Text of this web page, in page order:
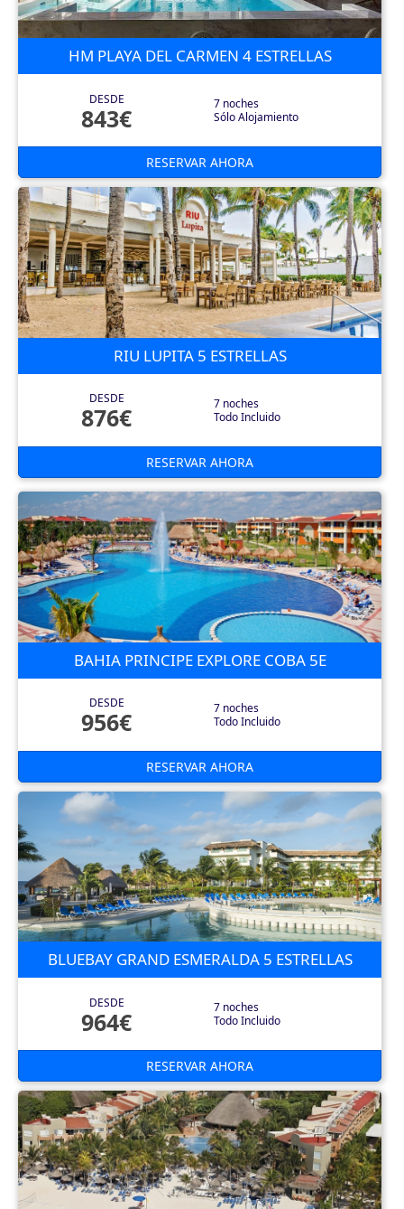
HM PLAYA DEL CARMEN 4 ESTRELLAS
DESDE
843€
7 noches
Sólo Alojamiento
RESERVAR AHORA
RIU LUPITA 5 ESTRELLAS
DESDE
876€
7 noches
Todo Incluido
RESERVAR AHORA
BAHIA PRINCIPE EXPLORE COBA 5E
DESDE
956€
7 noches
Todo Incluido
RESERVAR AHORA
BLUEBAY GRAND ESMERALDA 5 ESTRELLAS
DESDE
964€
7 noches
Todo Incluido
RESERVAR AHORA